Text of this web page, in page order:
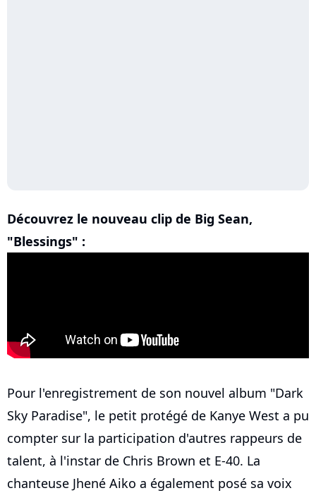
Découvrez le nouveau clip de Big Sean,
"Blessings" :
Pour l'enregistrement de son nouvel album "Dark
Sky Paradise", le petit protégé de Kanye West a pu
compter sur la participation d'autres rappeurs de
talent, à l'instar de Chris Brown et E-40. La
chanteuse Jhené Aiko a également posé sa voix